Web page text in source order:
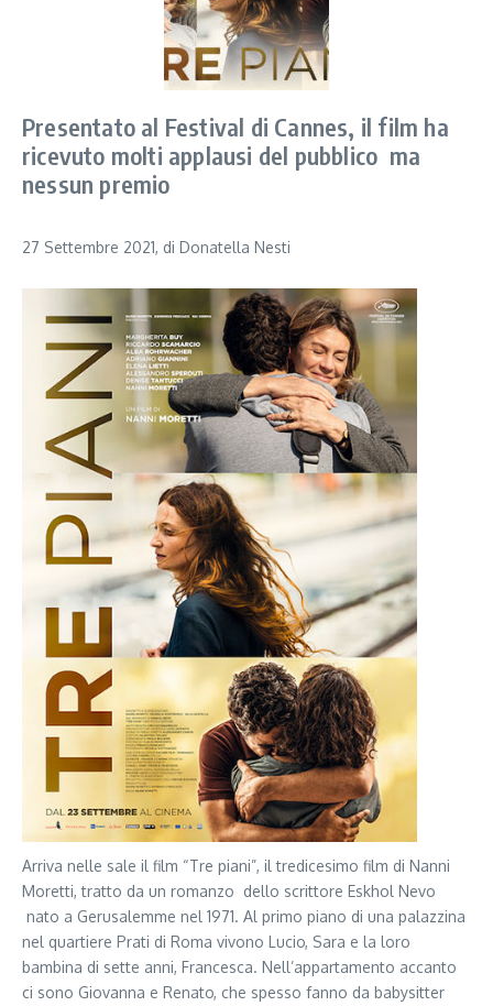
Presentato al Festival di Cannes, il film ha
ricevuto molti applausi del pubblico ma
nessun premio
27 Settembre 2021, di Donatella Nesti
Arriva nelle sale il film “Tre piani”, il tredicesimo film di Nanni
Moretti, tratto da un romanzo dello scrittore Eskhol Nevo
nato a Gerusalemme nel 1971. Al primo piano di una palazzina
nel quartiere Prati di Roma vivono Lucio, Sara e la loro
bambina di sette anni, Francesca. Nell’appartamento accanto
ci sono Giovanna e Renato, che spesso fanno da babysitter